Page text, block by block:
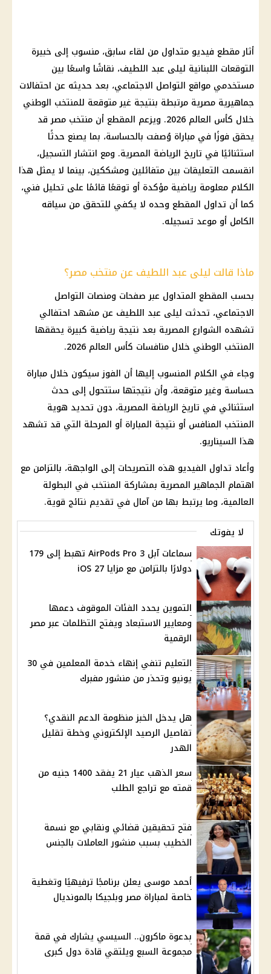
أثار مقطع فيديو متداول من لقاء سابق، منسوب إلى خبيرة
التوقعات اللبنانية ليلى عبد اللطيف، نقاشًا واسعًا بين
مستخدمي مواقع التواصل الاجتماعي، بعد حديثه عن احتفالات
جماهيرية مصرية مرتبطة بنتيجة غير متوقعة للمنتخب الوطني
خلال كأس العالم 2026 . ويزعم المقطع أن منتخب مصرقد
يحقق فوزًا في مباراة وُصفت بالحساسة، بما يصنع حدثًا
استثنائيًا في تاريخ الرياضة المصرية. ومع انتشار التسجيل،
انقسمت التعليقات بين متفائلين ومشككين، بينما لا يمثل هذا
الكلام معلومة رياضية مؤكدة أو توقعًا قائمًا على تحليل فني،
كما أن تداول المقطع وحده لا يكفي للتحقق من سياقه
الكامل أو موعد تسجيله.
ماذا قالت ليلى عبد اللطيف عن منتخب مصر؟
بحسب المقطع المتداول عبر صفحات ومنصات التواصل
الاجتماعي، تحدثت ليلى عبد اللطيف عن مشهد احتفالي
تشهده الشوارع المصرية بعد نتيجة رياضية كبيرة يحققها
المنتخب الوطني خلال منافسات كأس العالم 2026
.
وجاء في الكلام المنسوب إليها أن الفوز سيكون خلال مباراة
حساسة وغير متوقعة، وأن نتيجتها ستتحول إلى حدث
استثنائي في تاريخ الرياضة المصرية، دون تحديد هوية
المنتخب المنافس أو نتيجة المباراة أو المرحلة التي قد تشهد
هذا السيناريو.
وأعاد تداول الفيديو هذه التصريحات إلى الواجهة، بالتزامن مع
اهتمام الجماهير المصرية بمشاركة المنتخب في البطولة
العالمية، وما يرتبط بها من آمال في تقديم نتائج قوية.
لا يفوتك
سماعات آبل AirPods Pro 3 تهبط إلى 179
دولارًا بالتزامن مع مزايا iOS 27
التموين يحدد الفئات الموقوف دعمها
ومعايير الاستبعاد ويفتح التظلمات عبر مصر
الرقمية
التعليم تنفي إنهاء خدمة المعلمين في 30
يونيو وتحذر من منشور مفبرك
هل يدخل الخبز منظومة الدعم النقدي؟
تفاصيل الرصيد الإلكتروني وخطة تقليل
الهدر
سعر الذهب عيار 21 يفقد 1400 جنيه من
قمته مع تراجع الطلب
فتح تحقيقين قضائي ونقابي مع نسمة
الخطيب بسبب منشور العاملات بالجنس
أحمد موسى يعلن برنامجًا ترفيهيًا وتغطية
خاصة لمباراة مصر وبلجيكا بالمونديال
بدعوة ماكرون.. السيسي يشارك في قمة
مجموعة السبع ويلتقي قادة دول كبرى